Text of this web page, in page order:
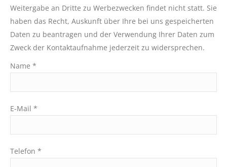
Weitergabe an Dritte zu Werbezwecken findet nicht statt. Sie
haben das Recht, Auskunft über Ihre bei uns gespeicherten
Daten zu beantragen und der Verwendung Ihrer Daten zum
Zweck der Kontaktaufnahme jederzeit zu widersprechen.
Name *
E-Mail *
Telefon *